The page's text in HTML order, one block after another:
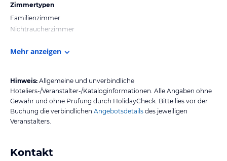
Zimmertypen
Familienzimmer
Nichtraucherzimmer
Mehr anzeigen
Hinweis: Allgemeine und unverbindliche
Hoteliers-/Veranstalter-/Kataloginformationen. Alle Angaben ohne
Gewähr und ohne Prüfung durch HolidayCheck. Bitte lies vor der
Buchung die verbindlichen Angebotsdetails des jeweiligen
Veranstalters.
Kontakt